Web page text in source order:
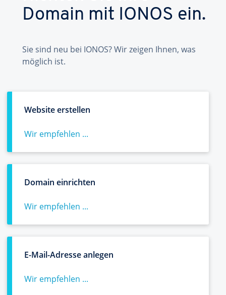
Domain mit IONOS ein.
Sie sind neu bei IONOS? Wir zeigen Ihnen, was
möglich ist.
Website erstellen
Wir empfehlen ...
Domain einrichten
Wir empfehlen ...
E-Mail-Adresse anlegen
Wir empfehlen ...